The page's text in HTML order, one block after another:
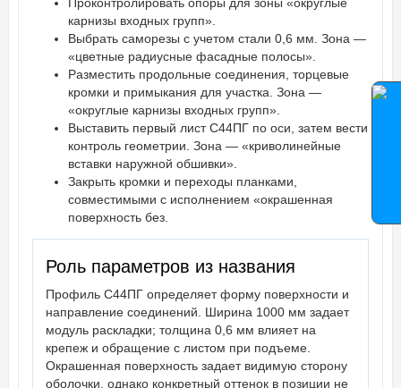
Проконтролировать опоры для зоны «округлые
карнизы входных групп».
Выбрать саморезы с учетом стали 0,6 мм. Зона —
«цветные радиусные фасадные полосы».
Разместить продольные соединения, торцевые
кромки и примыкания для участка. Зона —
«округлые карнизы входных групп».
Выставить первый лист С44ПГ по оси, затем вести
контроль геометрии. Зона — «криволинейные
вставки наружной обшивки».
Закрыть кромки и переходы планками,
совместимыми с исполнением «окрашенная
поверхность без.
Роль параметров из названия
Профиль С44ПГ определяет форму поверхности и
направление соединений. Ширина 1000 мм задает
модуль раскладки; толщина 0,6 мм влияет на
крепеж и обращение с листом при подъеме.
Окрашенная поверхность задает видимую сторону
оболочки, однако конкретный оттенок в позиции не